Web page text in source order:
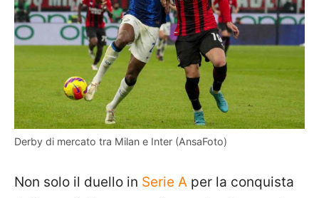
Derby di mercato tra Milan e Inter (AnsaFoto)
Non solo il duello in Serie A per la conquista